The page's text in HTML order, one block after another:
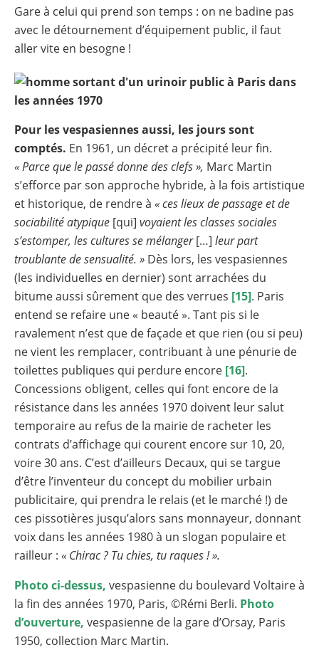
Gare à celui qui prend son temps : on ne badine pas
avec le détournement d’équipement public, il faut
aller vite en besogne !
Pour les vespasiennes aussi, les jours sont
comptés. En 1961, un décret a précipité leur fin.
« Parce que le passé donne des clefs », Marc Martin
s’efforce par son approche hybride, à la fois artistique
et historique, de rendre à « ces lieux de passage et de
sociabilité atypique [qui] voyaient les classes sociales
s’estomper, les cultures se mélanger[…] leur part
troublante de sensualité. » Dès lors, les vespasiennes
(les individuelles en dernier) sont arrachées du
bitume aussi sûrement que des verrues [15]. Paris
entend se refaire une « beauté ». Tant pis si le
ravalement n’est que de façade et que rien (ou si peu)
ne vient les remplacer, contribuant à une pénurie de
toilettes publiques qui perdure encore [16].
Concessions obligent, celles qui font encore de la
résistance dans les années 1970 doivent leur salut
temporaire au refus de la mairie de racheter les
contrats d’affichage qui courent encore sur 10, 20,
voire 30 ans. C’est d’ailleurs Decaux, qui se targue
d’être l’inventeur du concept du mobilier urbain
publicitaire, qui prendra le relais (et le marché !) de
ces pissotières jusqu’alors sans monnayeur, donnant
voix dans les années 1980 à un slogan populaire et
railleur : « Chirac ? Tu chies, tu raques ! ».
Photo ci-dessus, vespasienne du boulevard Voltaire à
la fin des années 1970, Paris, ©Rémi Berli. Photo
d’ouverture, vespasienne de la gare d’Orsay, Paris
1950, collection Marc Martin.